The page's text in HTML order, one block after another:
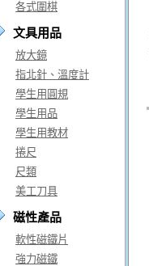
各式圍棋
文具用品
放大鏡
指北針、溫度計
學生用圓規
學生用品
學生用教材
捲尺
尺類
美工刀具
磁性產品
軟性磁鐵片
強力磁鐵